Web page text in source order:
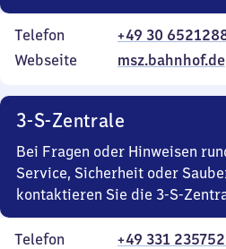
Telefon
+49 30
Webseite
msz.bahnhof.de
3-S-Zentrale
Bei Fragen oder Hinweisen
Service, Sicherheit oder
kontaktieren Sie die 3-S-
Telefon
+49 331